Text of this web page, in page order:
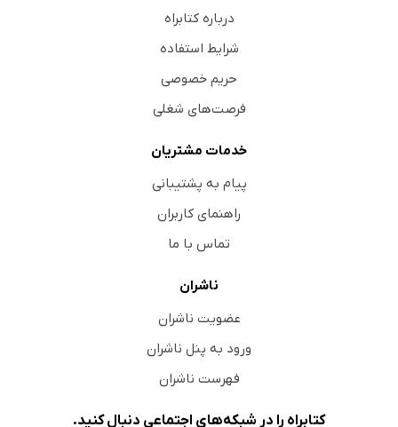
درباره کتابراه
شرایط استفاده
حریم خصوصی
فرصت‌های شغلی
خدمات مشتریان
پیام به پشتیبانی
راهنمای کاربران
تماس با ما
ناشران
عضویت ناشران
ورود به پنل ناشران
فهرست ناشران
کتابراه را در شبکه‌های اجتماعی دنبال کنید.